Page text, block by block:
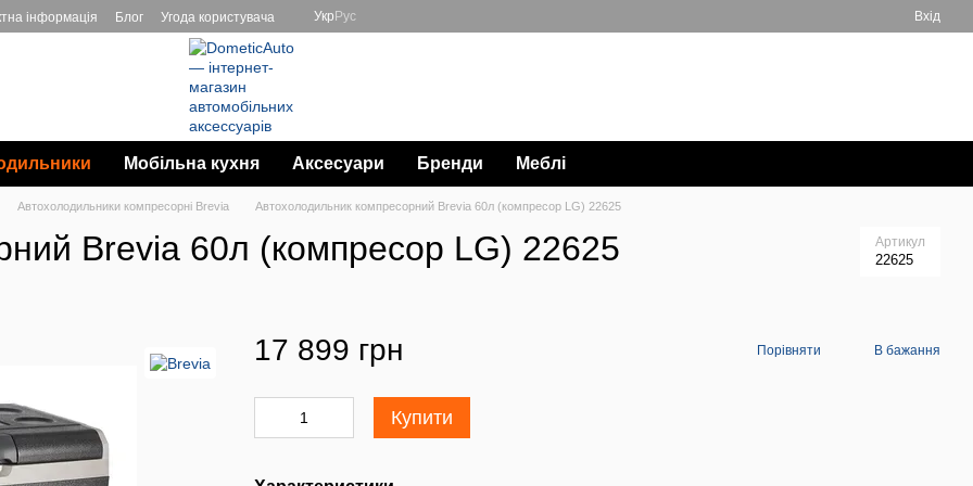
інформація Блог Угода користувача Укр Рус Вхід
Мобільна кухня Аксесуари Бренди Меблі
Автохолодильники компресорні Brevia Автохолодильник компресорний Brevia 60л (компресор LG) 22625
Brevia 60л (компресор LG) 22625 Артикул
22625
17 899 грн Порівняти В бажання
Купити